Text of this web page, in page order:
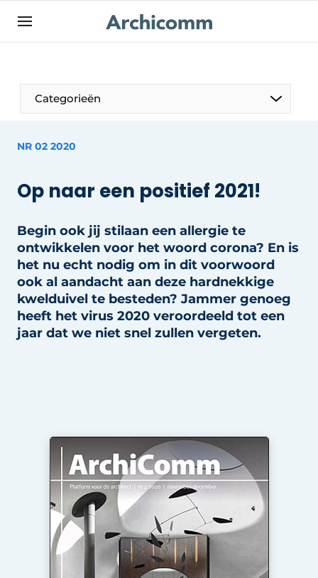
NL be-FR
Categorieën
NR 02 2020
Op naar een positief 2021!
Begin ook jij stilaan een allergie te
ontwikkelen voor het woord corona? En is
het nu echt nodig om in dit voorwoord
ook al aandacht aan deze hardnekkige
kwelduivel te besteden? Jammer genoeg
heeft het virus 2020 veroordeeld tot een
jaar dat we niet snel zullen vergeten.